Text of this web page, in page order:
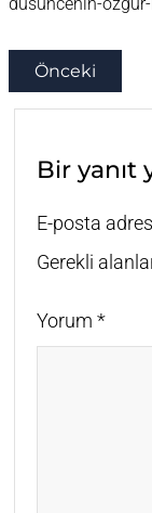
Önceki
Bir yanıt
E-posta
Gerekli
Yorum *